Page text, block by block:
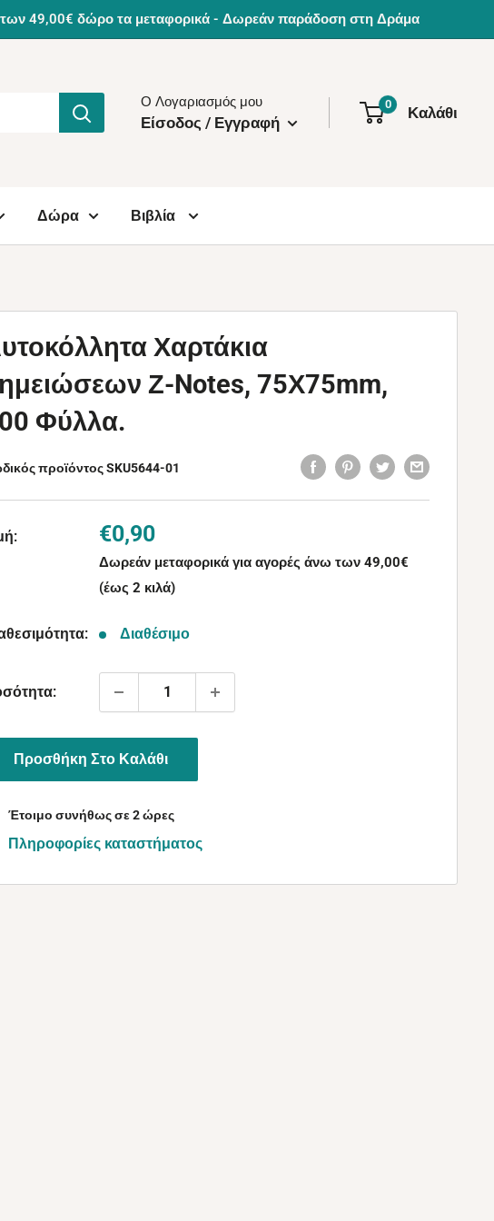
49,00€ δώρο τα μεταφορικά - Δωρεάν παράδοση στη Δράμα
Ο Λογαριασμός μου
Είσοδος / Εγγραφή
0 Καλάθι
Δώρα Βιβλία
Χαρτάκια
Ζ-Notes, 75Χ75mm,
Φύλλα.
προϊόντος SKU5644-01
Τιμή
με
την
έκπτωση
€0,90
Δωρεάν μεταφορικά για αγορές άνω των 49,00€
(έως 2 κιλά)
Διαθέσιμο
Προσθήκη Στο Καλάθι
Έτοιμο συνήθως σε 2 ώρες
Πληροφορίες καταστήματος